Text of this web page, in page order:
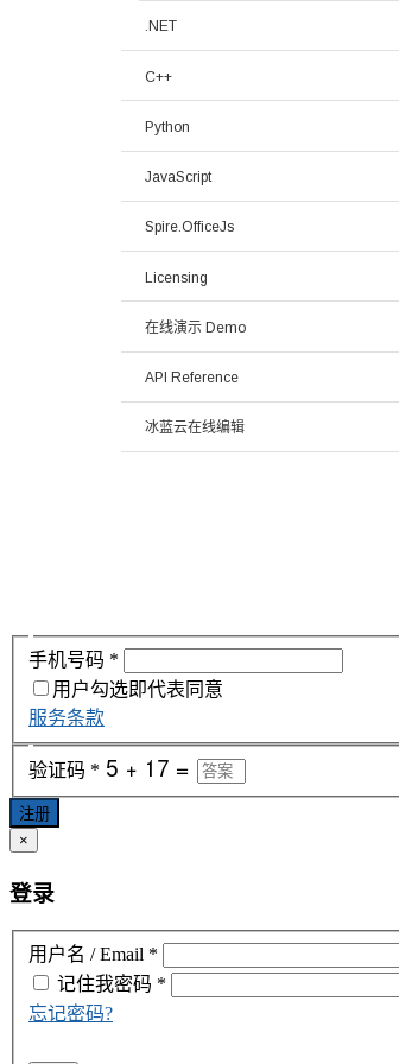
.NET
C++
Python
JavaScript
Spire.OfficeJs
Licensing
在线演示 Demo
API Reference
冰蓝云在线编辑
手机号码 *
用户勾选即代表同意
服务条款
验证码 *
注册
×
登录
用户名 / Email *
密码 *
记住我
忘记密码?